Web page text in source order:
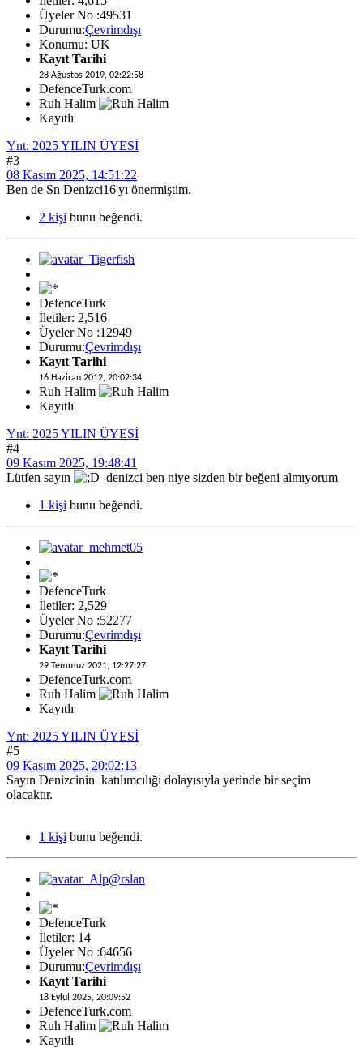
Üyeler No :49531
Durumu:Çevrimdışı
Konumu: UK
Kayıt Tarihi
28 Ağustos 2019, 02:22:58
DefenceTurk.com
Ruh Halim
Kayıtlı
Ynt: 2025 YILIN ÜYESİ
#3
08 Kasım 2025, 14:51:22
Ben de Sn Denizci16'yı önermiştim.
2 kişi bunu beğendi.
DefenceTurk
İletiler: 2,516
Üyeler No :12949
Durumu:Çevrimdışı
Kayıt Tarihi
16 Haziran 2012, 20:02:34
Ruh Halim
Kayıtlı
Ynt: 2025 YILIN ÜYESİ
#4
09 Kasım 2025, 19:48:41
Lütfen sayın
denizci ben niye sizden bir beğeni almıyorum
1 kişi bunu beğendi.
DefenceTurk
İletiler: 2,529
Üyeler No :52277
Durumu:Çevrimdışı
Kayıt Tarihi
29 Temmuz 2021, 12:27:27
DefenceTurk.com
Ruh Halim
Kayıtlı
Ynt: 2025 YILIN ÜYESİ
#5
09 Kasım 2025, 20:02:13
Sayın Denizcinin katılımcılığı dolayısıyla yerinde bir seçim
olacaktır.
1 kişi bunu beğendi.
DefenceTurk
İletiler: 14
Üyeler No :64656
Durumu:Çevrimdışı
Kayıt Tarihi
18 Eylül 2025, 20:09:52
DefenceTurk.com
Ruh Halim
Kayıtlı